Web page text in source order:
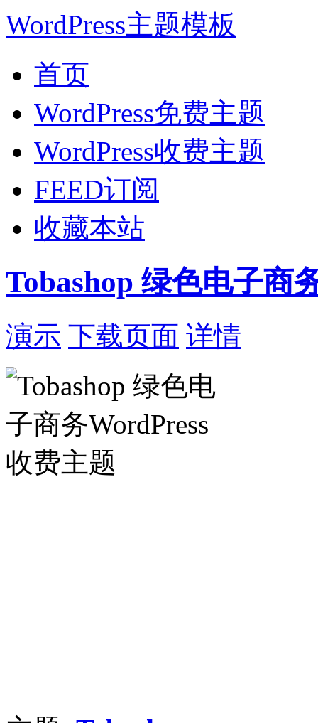
WordPress主题模板
首页
WordPress免费主题
WordPress收费主题
FEED订阅
收藏本站
Tobashop 绿色电子商
演示 下载页面 详情